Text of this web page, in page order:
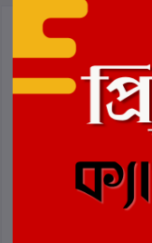
পর্যালোচনা ও রেটিং
মোট 5.0 -এ